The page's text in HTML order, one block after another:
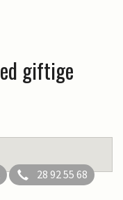
giftige
28 92 55 68